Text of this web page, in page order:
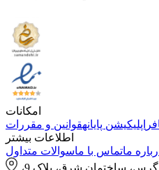
امکانات
اپلیکیشن پایانهقوانین و مقررات
اطلاعات بیشتر
ماتماس با ماسوالات متداول